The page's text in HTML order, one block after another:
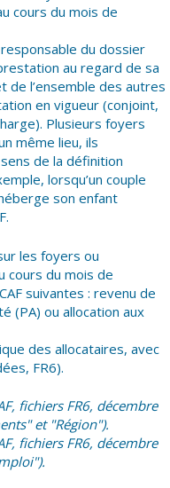
cours du mois de
du dossier
au regard de sa
de l’ensemble des autres
en vigueur (conjoint,
Plusieurs foyers
même lieu, ils
de la définition
lorsqu’un couple
son enfant
les foyers ou
cours du mois de
suivantes : revenu de
(PA) ou allocation aux
des allocataires, avec
FR6).
fichiers FR6, décembre
et "Région").
fichiers FR6, décembre